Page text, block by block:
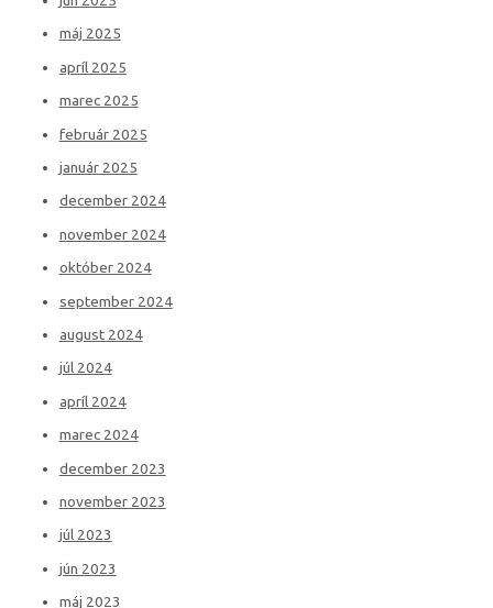
máj 2025
apríl 2025
marec 2025
február 2025
január 2025
december 2024
november 2024
október 2024
september 2024
august 2024
júl 2024
apríl 2024
marec 2024
december 2023
november 2023
júl 2023
jún 2023
máj 2023